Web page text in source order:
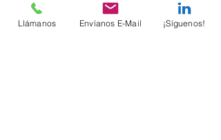
gasto y ahorro.
Llámanos Envíanos E-Mail ¡Síguenos!